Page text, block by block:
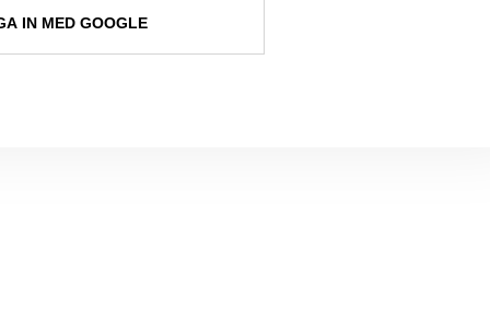
IN MED GOOGLE